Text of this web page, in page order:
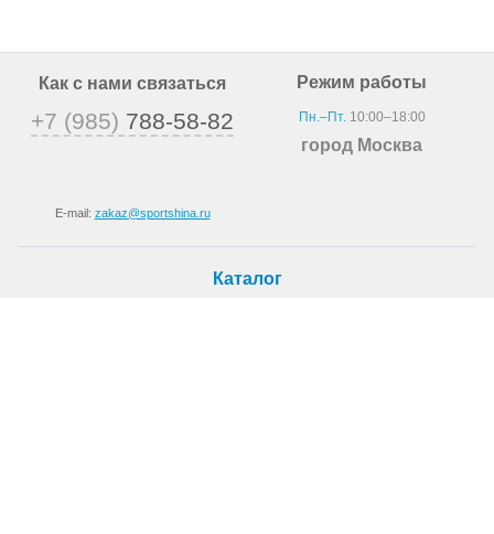
Как с нами связаться
+7 (985) 788-58-82
E-mail: zakaz@sportshina.ru
Режим работы
Пн.–Пт.10:00–18:00
город Москва
Каталог